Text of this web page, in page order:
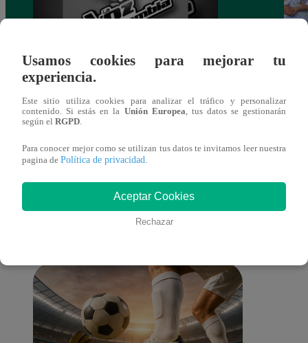
Muere exparticipante de La Voz Colombia
tras denunciar negligencia médica
También te puede
interesar
Usamos cookies para mejorar tu
experiencia.
Este sitio utiliza cookies para analizar el tráfico y personalizar
contenido. Si estás en la Unión Europea, tus datos se gestionarán
según el RGPD.
Para conocer mejor como se utilizan tus datos te invitamos leer nuestra
pagina de Política de privacidad.
Aceptar Cookies
Rechazar